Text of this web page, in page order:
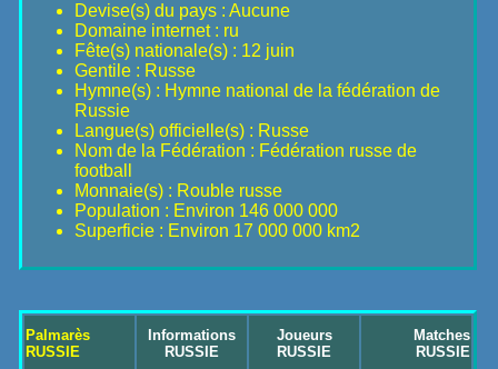
Devise(s) du pays : Aucune
Domaine internet : ru
Fête(s) nationale(s) : 12 juin
Gentile : Russe
Hymne(s) : Hymne national de la fédération de
Russie
Langue(s) officielle(s) : Russe
Nom de la Fédération : Fédération russe de
football
Monnaie(s) : Rouble russe
Population : Environ 146 000 000
Superficie : Environ 17 000 000 km2
Palmarès
RUSSIE
Informations
RUSSIE
Joueurs
RUSSIE
Matches
RUSSIE